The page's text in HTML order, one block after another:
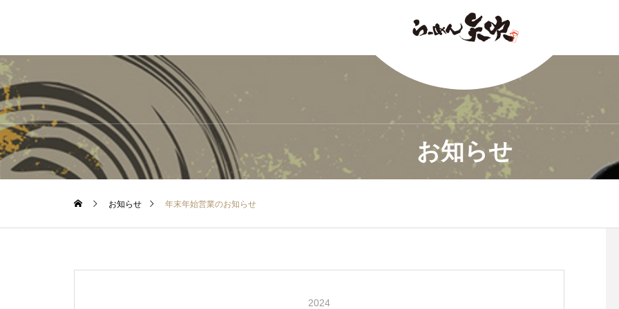
お知らせ
お知らせ 年末年始営業のお知らせ
2024